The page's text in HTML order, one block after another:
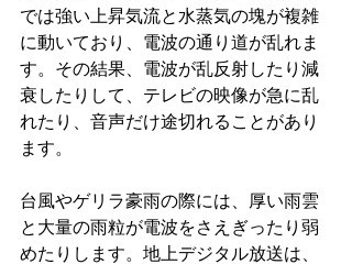
では強い上昇気流と水蒸気の塊が複雑
に動いており、電波の通り道が乱れま
す。その結果、電波が乱反射したり減
衰したりして、テレビの映像が急に乱
れたり、音声だけ途切れることがあり
ます。
台風やゲリラ豪雨の際には、厚い雨雲
と大量の雨粒が電波をさえぎったり弱
めたりします。地上デジタル放送は、